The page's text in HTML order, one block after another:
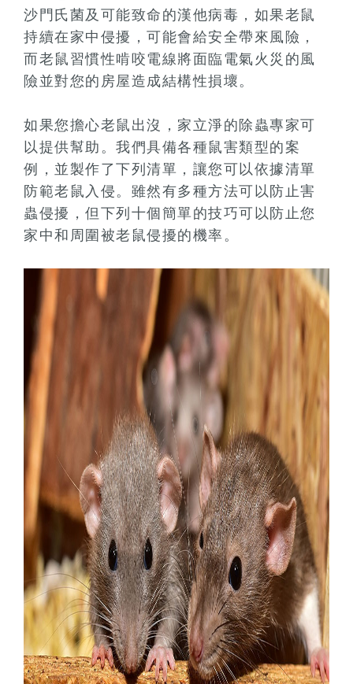
沙門氏菌及可能致命的漢他病毒，如果老鼠
持續在家中侵擾，可能會給安全帶來風險，
而老鼠習慣性啃咬電線將面臨電氣火災的風
險並對您的房屋造成結構性損壞。
如果您擔心老鼠出沒，家立淨的除蟲專家可
以提供幫助。我們具備各種鼠害類型的案
例，並製作了下列清單，讓您可以依據清單
防範老鼠入侵。雖然有多種方法可以防止害
蟲侵擾，但下列十個簡單的技巧可以防止您
家中和周圍被老鼠侵擾的機率。